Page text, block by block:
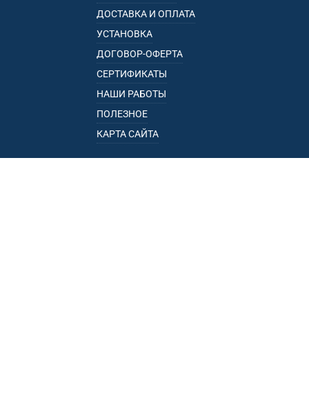
ДОСТАВКА И ОПЛАТА
УСТАНОВКА
ДОГОВОР-ОФЕРТА
СЕРТИФИКАТЫ
НАШИ РАБОТЫ
ПОЛЕЗНОЕ
КАРТА САЙТА